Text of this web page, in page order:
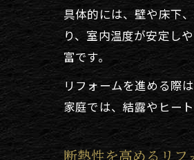
具体的には、壁や床下
り、室内温度が安定し
富です。
リフォームを進める際
家庭では、結露やヒー
断熱性を高めるリフ